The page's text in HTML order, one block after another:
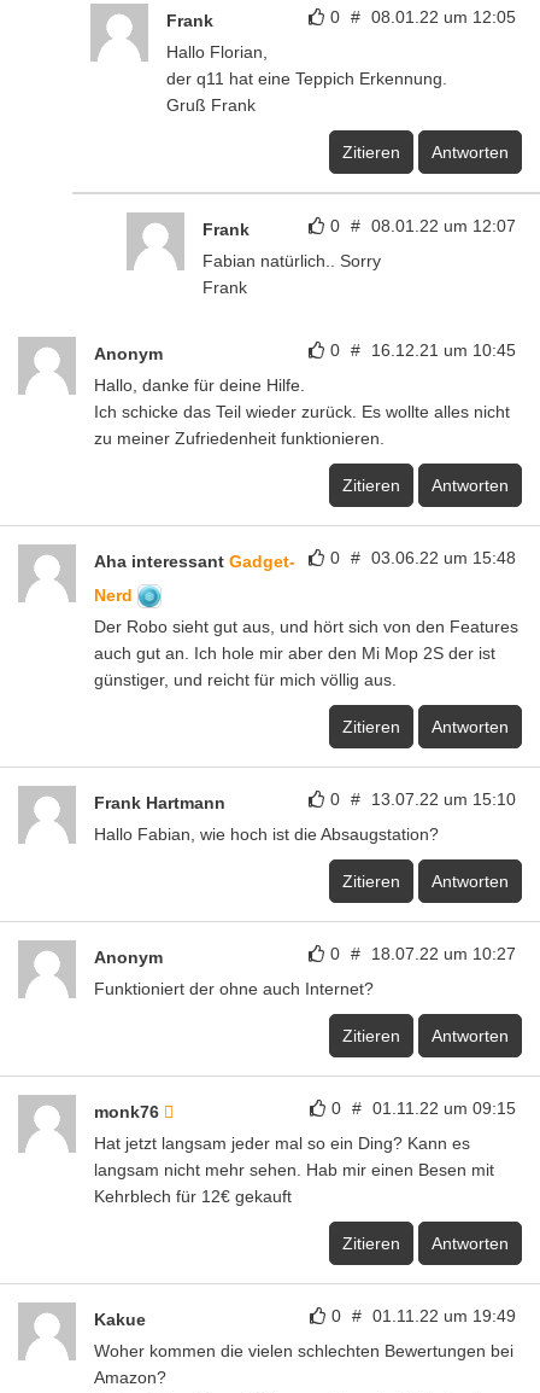
0 # 08.01.22 um 12:05
Frank
Hallo Florian,
der q11 hat eine Teppich Erkennung.
Gruß Frank
Zitieren Antworten
0 # 08.01.22 um 12:07
Frank
Fabian natürlich.. Sorry
Frank
0 # 16.12.21 um 10:45
Anonym
Hallo, danke für deine Hilfe.
Ich schicke das Teil wieder zurück. Es wollte alles nicht
zu meiner Zufriedenheit funktionieren.
Zitieren Antworten
0 # 03.06.22 um 15:48
Aha interessant Gadget-
Nerd
Der Robo sieht gut aus, und hört sich von den Features
auch gut an. Ich hole mir aber den Mi Mop 2S der ist
günstiger, und reicht für mich völlig aus.
Zitieren Antworten
0 # 13.07.22 um 15:10
Frank Hartmann
Hallo Fabian, wie hoch ist die Absaugstation?
Zitieren Antworten
0 # 18.07.22 um 10:27
Anonym
Funktioniert der ohne auch Internet?
Zitieren Antworten
0 # 01.11.22 um 09:15
monk76
Hat jetzt langsam jeder mal so ein Ding? Kann es
langsam nicht mehr sehen. Hab mir einen Besen mit
Kehrblech für 12€ gekauft
Zitieren Antworten
0 # 01.11.22 um 19:49
Kakue
Woher kommen die vielen schlechten Bewertungen bei
Amazon?